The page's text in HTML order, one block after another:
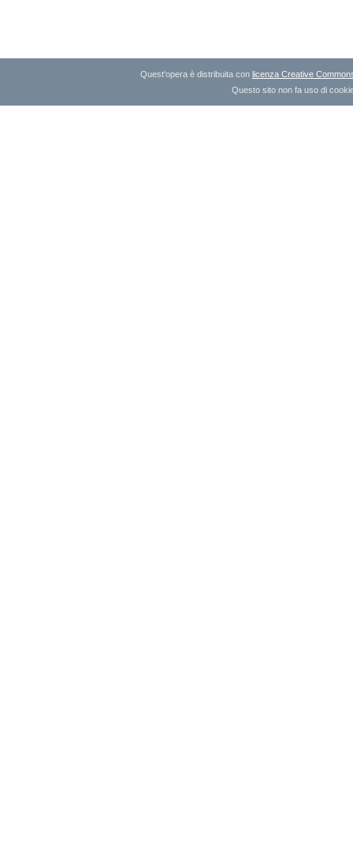
Quest'opera è distribuita con licenza Creative
Questo sito non fa uso di